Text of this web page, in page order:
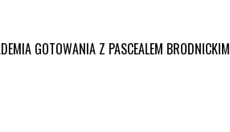
GOTOWANIA Z PASCEALEM BRODNICKIM